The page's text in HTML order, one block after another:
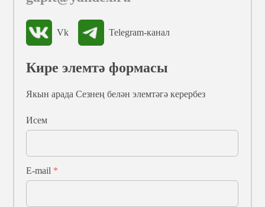
Vk Telegram-канал
Кире элемтә формасы
Якын арада Сезнең белән элемтәгә керербез
Исем
E-mail *